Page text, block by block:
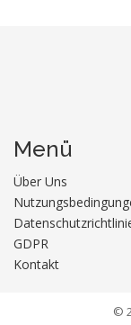
Menü
Über Uns
GDPR
Kontakt
©